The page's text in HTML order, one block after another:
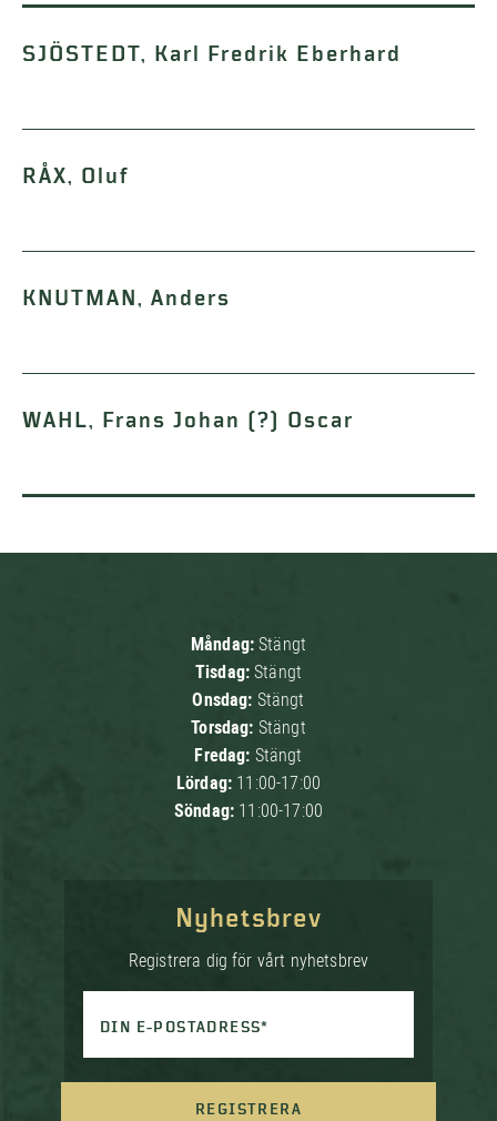
SJÖSTEDT, Karl Fredrik Eberhard
RÅX, Oluf
KNUTMAN, Anders
WAHL, Frans Johan (?) Oscar
Måndag:Stängt
Tisdag:Stängt
Onsdag: Stängt
Torsdag: Stängt
Fredag: Stängt
Lördag: 11:00-17:00
Söndag: 11:00-17:00
Nyhetsbrev
Registrera dig för vårt nyhetsbrev
DIN E-POSTADRESS*
REGISTRERA